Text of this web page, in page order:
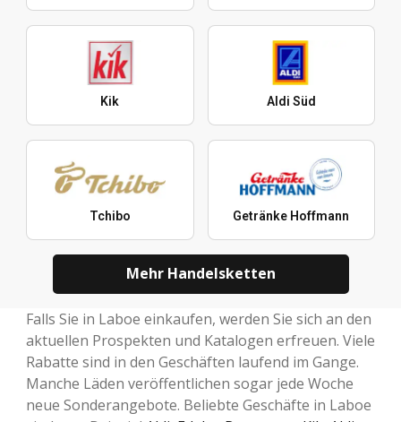
Kik Aldi Süd
Tchibo Getränke Hoffmann
Mehr Handelsketten
Falls Sie in Laboe einkaufen, werden Sie sich an den
aktuellen Prospekten und Katalogen erfreuen. Viele
Rabatte sind in den Geschäften laufend im Gange.
Manche Läden veröffentlichen sogar jede Woche
neue Sonderangebote. Beliebte Geschäfte in Laboe